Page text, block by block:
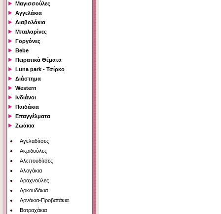
Μαγισσούλες
Αγγελάκια
Διαβολάκια
Μπαλαρίνες
Γοργόνες
Bebe
Πειρατικά Θέματα
Luna park - Τσίρκο
Διάστημα
Western
Ινδιάνοι
Παιδάκια
Επαγγέλματα
Ζωάκια
Αγελαδίτσες
Ακριδούλες
Αλεπουδίτσες
Αλογάκια
Αραχνούλες
Αρκουδάκια
Αρνάκια-Προβατάκια
Βατραχάκια